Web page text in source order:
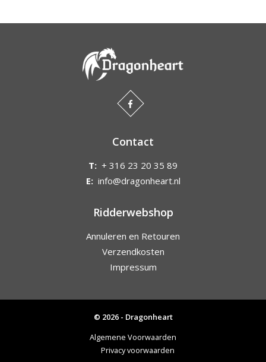
Contact
T: + 316 23 20 35 89
E: info@dragonheart.nl
Ridderwebshop
Annuleren en Retouren
Verzendkosten
Impressum
© 2026 - Dragonheart
Algemene Voorwaarden
Privacy voorwaarden